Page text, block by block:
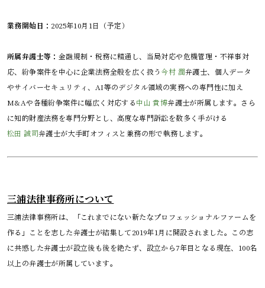
業務開始日： 2025年10月1日（予定）
所属弁護士等： 金融規制・税務に精通し、当局対応や危機管理・不祥事対
応、紛争案件を中心に企業法務全般を広く扱う今村 潤弁護士、個人データ
やサイバーセキュリティ、AI等のデジタル領域の実務への専門性に加え
M&Aや各種紛争案件に幅広く対応する中山 貴博弁護士が所属します。さら
に知的財産法務を専門分野とし、高度な専門訴訟を数多く手がける
松田 誠司弁護士が大手町オフィスと兼務の形で執務します。
三浦法律事務所について
三浦法律事務所は、「これまでにない新たなプロフェッショナルファームを
作る」ことを志した弁護士が結集して2019年1月に開設されました。この志
に共感した弁護士が設立後も後を絶たず、設立から7年目となる現在、100名
以上の弁護士が所属しています。